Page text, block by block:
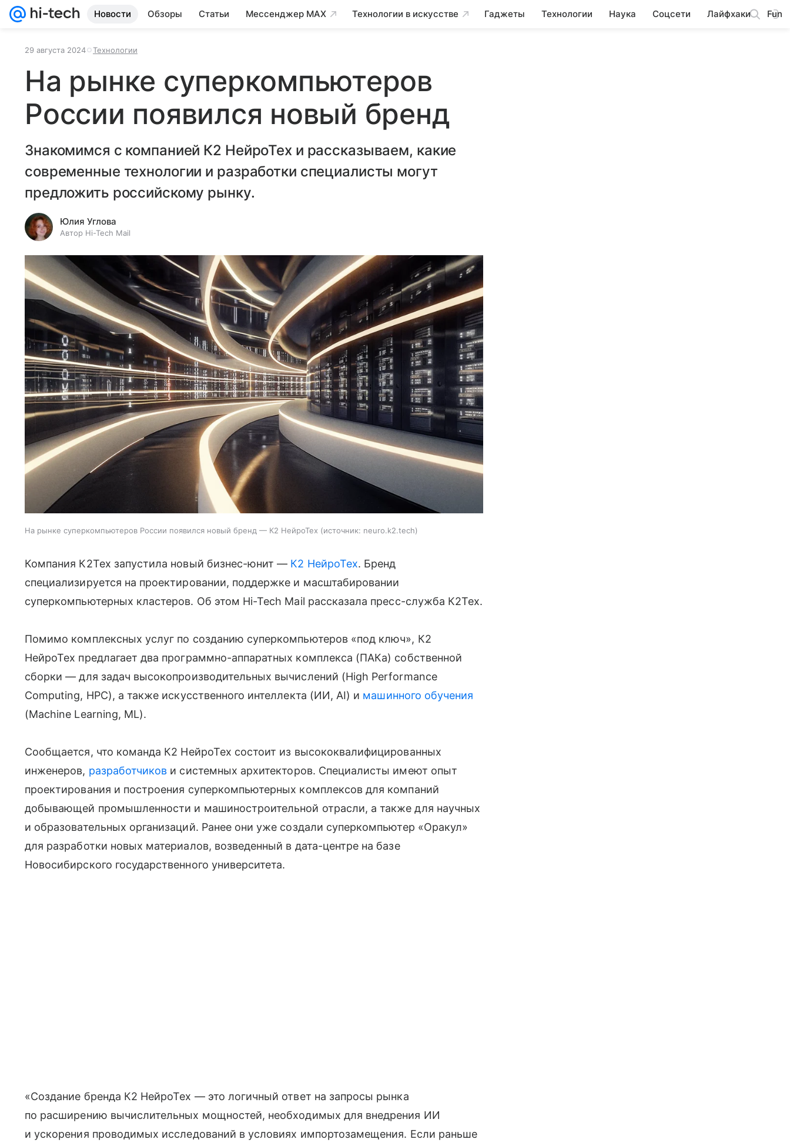
Новости Обзоры Статьи Мессенджер MAX Технологии в искусстве Гаджеты Технологии Наука Соцсети Лайфхаки Fun
29 августа 2024 Технологии
На рынке суперкомпьютеров
России появился новый бренд
Знакомимся с компанией К2 НейроТех и рассказываем, какие
современные технологии и разработки специалисты могут
предложить российскому рынку.
Юлия Углова
Автор Hi-Tech Mail
На рынке суперкомпьютеров России появился новый бренд — К2 НейроТех источник: neuro.k2.tech
Компания К2Тех запустила новый бизнес-юнит — К2 НейроТех. Бренд
специализируется на проектировании, поддержке и масштабировании
суперкомпьютерных кластеров. Об этом Hi-Tech Mail рассказала пресс-служба К2Тех.
Помимо комплексных услуг по созданию суперкомпьютеров «под ключ», К2
НейроТех предлагает два программно-аппаратных комплекса (ПАКа) собственной
сборки — для задач высокопроизводительных вычислений (High Performance
Computing, HPC), а также искусственного интеллекта (ИИ, AI) и машинного обучения
(Machine Learning, ML).
Сообщается, что команда К2 НейроТех состоит из высококвалифицированных
инженеров, разработчиков и системных архитекторов. Специалисты имеют опыт
проектирования и построения суперкомпьютерных комплексов для компаний
добывающей промышленности и машиностроительной отрасли, а также для научных
и образовательных организаций. Ранее они уже создали суперкомпьютер «Оракул»
для разработки новых материалов, возведенный в дата-центре на базе
Новосибирского государственного университета.
«Создание бренда К2 НейроТех — это логичный ответ на запросы рынка
по расширению вычислительных мощностей, необходимых для внедрения ИИ
и ускорения проводимых исследований в условиях импортозамещения. Если раньше